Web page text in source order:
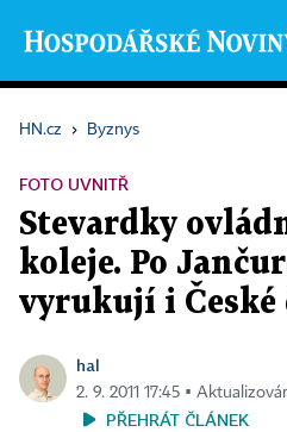
HN.cz › Byznys
FOTO UVNITŘ
Stevardky
koleje. Po
vyrukují i České
hal
2. 9. 2011 17:45 ▪
PŘEHRÁT ČLÁNEK